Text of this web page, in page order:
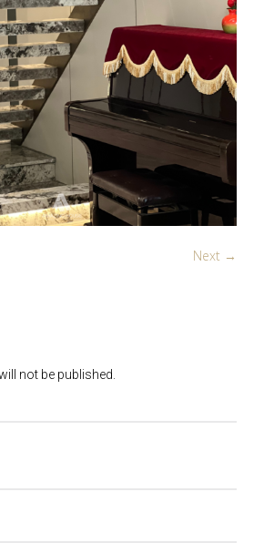
Next →
not be published.